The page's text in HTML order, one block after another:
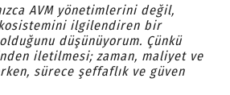
AVM yönetimlerini değil,
ilgilendiren bir
düşünüyorum. Çünkü
iletilmesi; zaman, maliyet ve
sürece şeffaflık ve güven